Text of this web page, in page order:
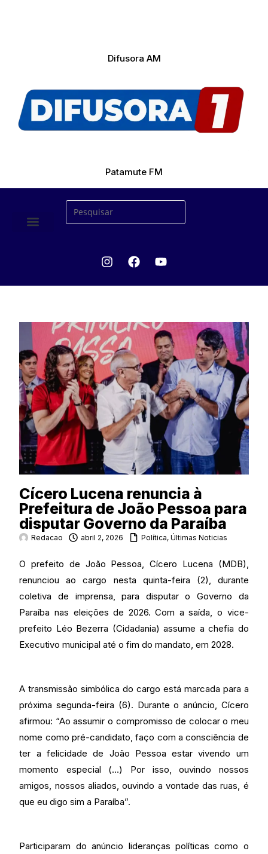
Difusora AM
Patamute FM
Cícero Lucena renuncia à
Prefeitura de João Pessoa para
disputar Governo da Paraíba
Redacao abril 2, 2026 Política,Últimas Noticias
O prefeito de João Pessoa, Cícero Lucena (MDB),
renunciou ao cargo nesta quinta-feira (2), durante
coletiva de imprensa, para disputar o Governo da
Paraíba nas eleições de 2026. Com a saída, o vice-
prefeito Léo Bezerra (Cidadania) assume a chefia do
Executivo municipal até o fim do mandato, em 2028.
A transmissão simbólica do cargo está marcada para a
próxima segunda-feira (6). Durante o anúncio, Cícero
afirmou: “Ao assumir o compromisso de colocar o meu
nome como pré-candidato, faço com a consciência de
ter a felicidade de João Pessoa estar vivendo um
momento especial (…) Por isso, ouvindo nossos
amigos, nossos aliados, ouvindo a vontade das ruas, é
que eu digo sim a Paraíba”.
Participaram do anúncio lideranças políticas como o